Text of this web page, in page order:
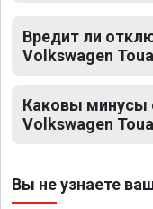
Вредит ли
Volkswagen
Каковы минусы
Volkswagen
Вы не узнаете